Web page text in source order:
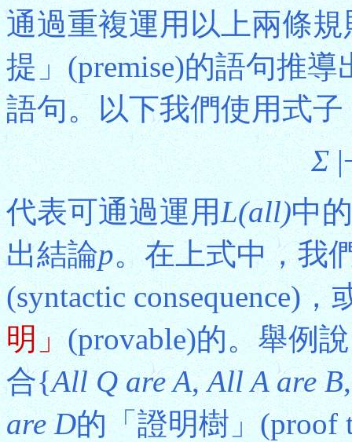
通過重複運用以上兩條
提」(premise)的語句推
語句。以下我們使用式子
Σ
代表可通過運用L(all)中
出結論p。在上式中，我
(syntactic consequence)，
明」(provable)的。舉例
合{All Q are A,All A are B
are D的「證明樹」(proof